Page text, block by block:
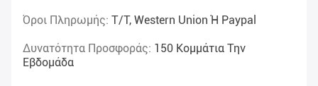
Όροι Πληρωμής: T/T, Western Union Ή Paypal
Δυνατότητα Προσφοράς: 150 Κομμάτια Την
Εβδομάδα